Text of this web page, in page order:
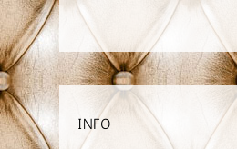
INFO